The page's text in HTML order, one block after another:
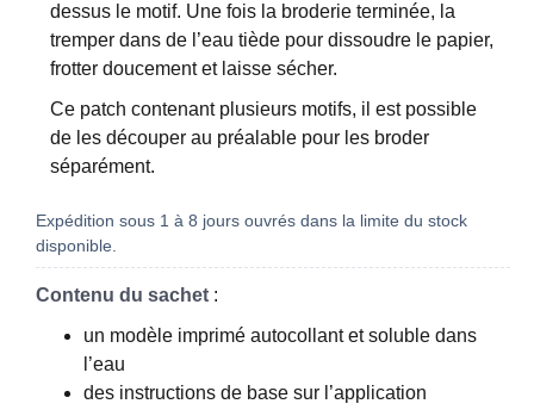
dessus le motif. Une fois la broderie terminée, la
tremper dans de l’eau tiède pour dissoudre le papier,
frotter doucement et laisse sécher.
Ce patch contenant plusieurs motifs, il est possible
de les découper au préalable pour les broder
séparément.
Expédition sous 1 à 8 jours ouvrés dans la limite du stock
disponible.
Contenu du sachet :
un modèle imprimé autocollant et soluble dans
l’eau
des instructions de base sur l’application